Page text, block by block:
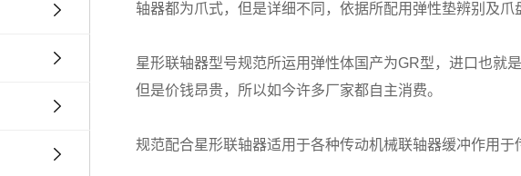
轴器都为爪式，但是详细不同，依据所配用弹性垫辨别及爪
星形联轴器型号规范所运用弹性体国产为GR型，进口也就
但是价钱昂贵，所以如今许多厂家都自主消费。
规范配合星形联轴器适用于各种传动机械联轴器缓冲作用于